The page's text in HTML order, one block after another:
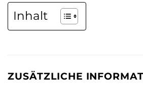
Inhalt
ZUSÄTZLICHE